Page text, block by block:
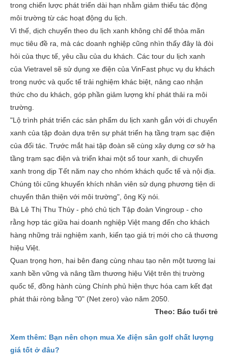
trong chiến lược phát triển dài hạn nhằm giảm thiểu tác động
môi trường từ các hoạt động du lịch.
Vì thế, dịch chuyển theo du lịch xanh không chỉ để thỏa mãn
mục tiêu đề ra, mà các doanh nghiệp cũng nhìn thấy đây là đòi
hỏi của thực tế, yêu cầu của du khách. Các tour du lịch xanh
của Vietravel sẽ sử dụng xe điện của VinFast phục vụ du khách
trong nước và quốc tế trải nghiệm khác biệt, nâng cao nhận
thức cho du khách, góp phần giảm lượng khí phát thải ra môi
trường.
"Lộ trình phát triển các sản phẩm du lịch xanh gắn với di chuyển
xanh của tập đoàn dựa trên sự phát triển hạ tầng trạm sạc điện
của đối tác. Trước mắt hai tập đoàn sẽ cùng xây dựng cơ sở hạ
tầng trạm sạc điện và triển khai một số tour xanh, di chuyển
xanh trong dịp Tết năm nay cho nhóm khách quốc tế và nội địa.
Chúng tôi cũng khuyến khích nhân viên sử dụng phương tiện di
chuyển thân thiện với môi trường", ông Kỳ nói.
Bà Lê Thị Thu Thủy - phó chủ tịch Tập đoàn Vingroup - cho
rằng hợp tác giữa hai doanh nghiệp Việt mang đến cho khách
hàng những trải nghiệm xanh, kiến tạo giá trị mới cho cả thương
hiệu Việt.
Quan trọng hơn, hai bên đang cùng nhau tạo nên một tương lai
xanh bền vững và nâng tầm thương hiệu Việt trên thị trường
quốc tế, đồng hành cùng Chính phủ hiện thực hóa cam kết đạt
phát thải ròng bằng "0" (Net zero) vào năm 2050.
Theo: Báo tuổi trẻ
Xem thêm: Bạn nên chọn mua Xe điện sân golf chất lượng
giá tốt ở đâu?